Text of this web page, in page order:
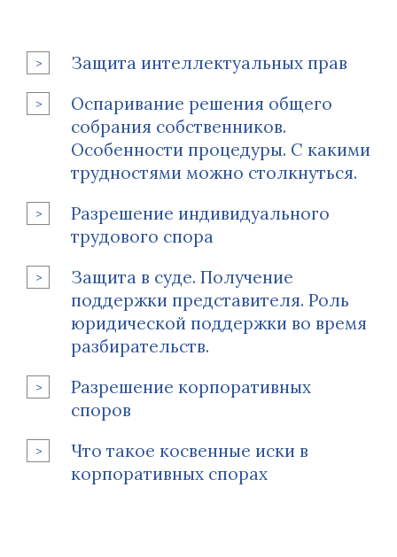
Защита интеллектуальных прав
Оспаривание решения общего
собрания собственников.
Особенности процедуры. С какими
трудностями можно столкнуться.
Разрешение индивидуального
трудового спора
Защита в суде. Получение
поддержки представителя. Роль
юридической поддержки во время
разбирательств.
Разрешение корпоративных
споров
Что такое косвенные иски в
корпоративных спорах